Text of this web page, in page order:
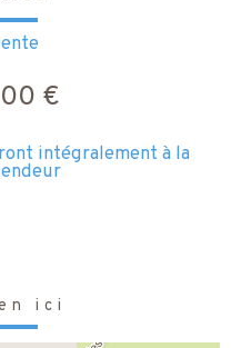
€
intégralement à la
ici